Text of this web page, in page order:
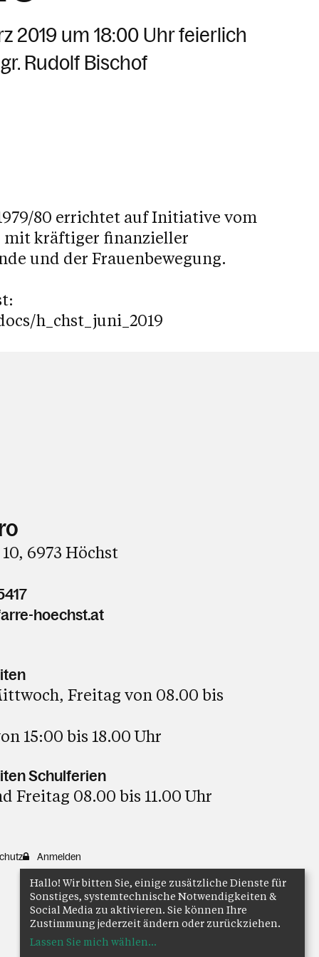
2019 um 18:00 Uhr feierlich
Rudolf Bischof
80 errichtet auf Initiative vom
mit kräftiger finanzieller
und der Frauenbewegung.
h_chst_juni_2019
6973 Höchst
hoechst.at
Freitag von 08.00 bis
15:00 bis 18.00 Uhr
Schulferien
Freitag 08.00 bis 11.00 Uhr
Anmelden
Hallo! Wir bitten Sie, einige zusätzliche Dienste für
Sonstiges, systemtechnische Notwendigkeiten &
Social Media zu aktivieren. Sie können Ihre
Zustimmung jederzeit ändern oder zurückziehen.
Lassen Sie mich wählen...